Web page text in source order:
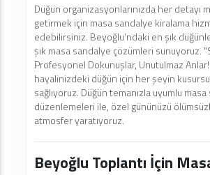
Düğün organizasyonlarınızda her detayı
getirmek için masa sandalye kiralama
edebilirsiniz. Beyoğlu’ndaki en şık
şık masa sandalye çözümleri sunuyoruz.
Profesyonel Dokunuşlar, Unutulmaz
hayalinizdeki düğün için her şeyin
sağlıyoruz. Düğün temanızla uyumlu
düzenlemeleri ile, özel gününüzü
atmosfer yaratıyoruz.
Beyoğlu Toplantı İçin